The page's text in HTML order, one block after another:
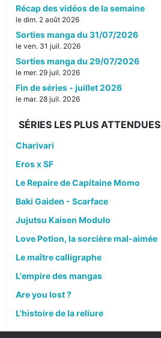
Récap des vidéos de la semaine
le dim. 2 août 2026
Sorties manga du 31/07/2026
le ven. 31 juil. 2026
Sorties manga du 29/07/2026
le mer. 29 juil. 2026
Fin de séries - juillet 2026
le mar. 28 juil. 2026
SÉRIES LES PLUS ATTENDUES
Charivari
Eros x SF
Le Repaire de Capitaine Momo
Baki Gaiden - Scarface
Jujutsu Kaisen Modulo
Love Potion, la sorcière mal-aimée
Le maître calligraphe
L'empire des mangas
Are you lost ?
L'histoire de la reliure